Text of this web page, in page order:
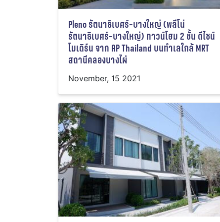
Pleno รัตนาธิเบศร์-บางใหญ่ (พลีโน่
รัตนาธิเบศร์-บางใหญ่) ทาวน์โฮม 2 ชั้น ดีไซน์
โมเดิร์น จาก AP Thailand บนทำเลใกล้ MRT
สถานีคลองบางไผ่
November, 15 2021